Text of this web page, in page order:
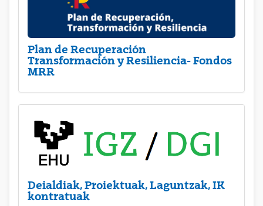
Plan de Recuperación
Transformación y Resiliencia- Fondos
MRR
Deialdiak, Proiektuak, Laguntzak, IK
kontratuak